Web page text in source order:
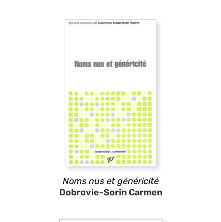
Noms nus et généricité
Dobrovie-Sorin Carmen